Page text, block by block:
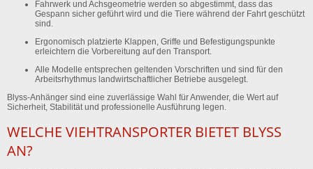
Fahrwerk und Achsgeometrie werden so abgestimmt, dass das
Gespann sicher geführt wird und die Tiere während der Fahrt geschützt
sind.
Ergonomisch platzierte Klappen, Griffe und Befestigungspunkte
erleichtern die Vorbereitung auf den Transport.
Alle Modelle entsprechen geltenden Vorschriften und sind für den
Arbeitsrhythmus landwirtschaftlicher Betriebe ausgelegt.
Blyss-Anhänger sind eine zuverlässige Wahl für Anwender, die Wert auf
Sicherheit, Stabilität und professionelle Ausführung legen.
WELCHE VIEHTRANSPORTER BIETET BLYSS
AN?